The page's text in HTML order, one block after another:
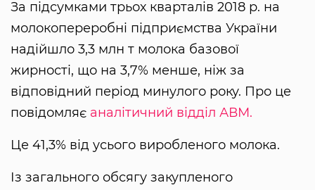
За підсумками трьох кварталів 2018 р. на
молокопереробні підприємства України
надійшло 3,3 млн т молока базової
жирності, що на 3,7% менше, ніж за
відповідний період минулого року. Про це
повідомляє аналітичний відділ АВМ.
Це 41,3% від усього виробленого молока.
Із загального обсягу закупленого